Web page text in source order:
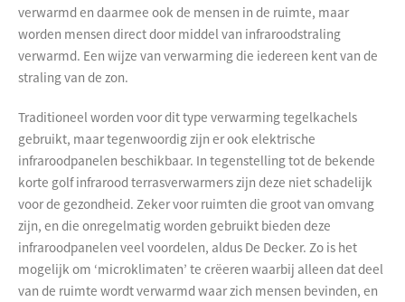
verwarmd en daarmee ook de mensen in de ruimte, maar
worden mensen direct door middel van infraroodstraling
verwarmd. Een wijze van verwarming die iedereen kent van de
straling van de zon.
Traditioneel worden voor dit type verwarming tegelkachels
gebruikt, maar tegenwoordig zijn er ook elektrische
infraroodpanelen beschikbaar. In tegenstelling tot de bekende
korte golf infrarood terrasverwarmers zijn deze niet schadelijk
voor de gezondheid. Zeker voor ruimten die groot van omvang
zijn, en die onregelmatig worden gebruikt bieden deze
infraroodpanelen veel voordelen, aldus De Decker. Zo is het
mogelijk om ‘microklimaten’ te crëeren waarbij alleen dat deel
van de ruimte wordt verwarmd waar zich mensen bevinden, en